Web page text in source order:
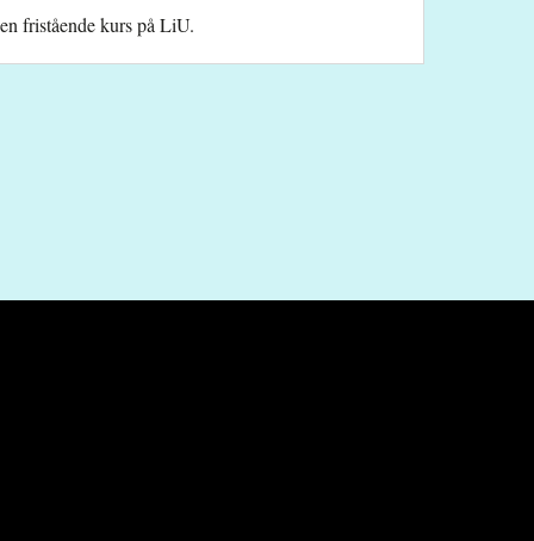
fristående kurs på LiU.